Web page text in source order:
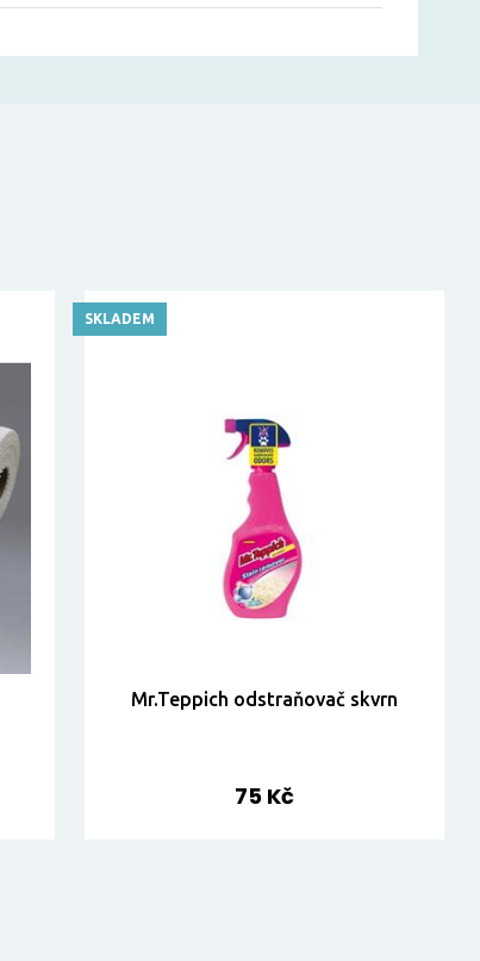
Mr.Teppich odstraňovač skvrn
75 Kč
SKLADEM